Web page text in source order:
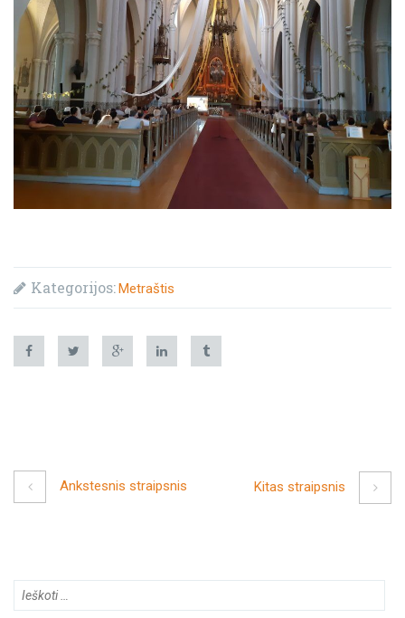
Kategorijos: Metraštis
Ankstesnis straipsnis Kitas straipsnis